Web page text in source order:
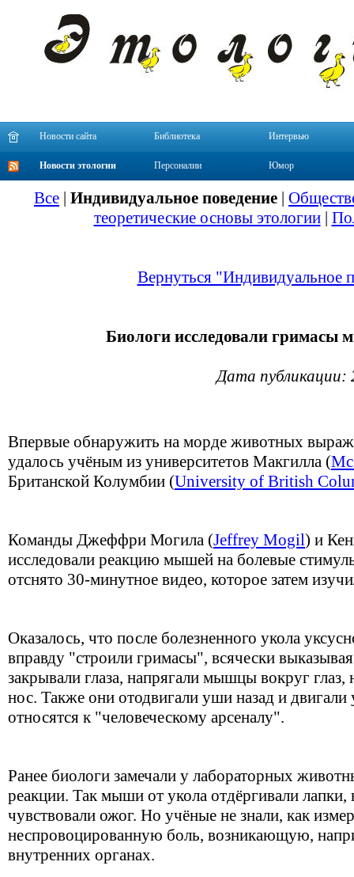
Новости сайта Библиотека Интервью
Новости этологии Персоналии Юмор
Все | Индивидуальное поведение |
теоретические основы этологии|
Вернуться "Индивидуальное
Биологи исследовали гримасы
Дата публикации:
Впервые обнаружить на морде животных
удалось учёным из университетов Макгилла (
Британской Колумбии (University of British
Команды Джеффри Могила (Jeffrey Mogil) и
исследовали реакцию мышей на болевые
отснято 30-минутное видео, которое затем
Оказалось, что после болезненного укола
вправду "строили гримасы", всячески
закрывали глаза, напрягали мышцы вокруг
нос. Также они отодвигали уши назад и двигали
относятся к "человеческому арсеналу".
Ранее биологи замечали у лабораторных
реакции. Так мыши от укола отдёргивали лапки,
чувствовали ожог. Но учёные не знали, как
неспровоцированную боль, возникающую,
внутренних органах.